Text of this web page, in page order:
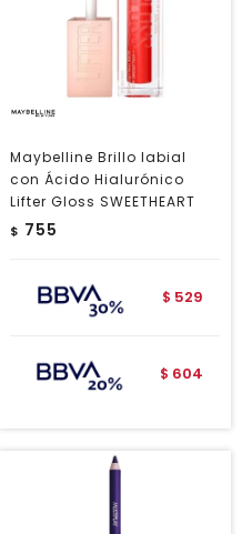
Maybelline Brillo labial
con Ácido Hialurónico
Lifter Gloss SWEETHEART
$ 755
$ 529
$ 604